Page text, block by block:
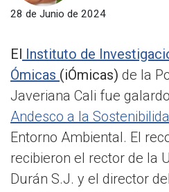
28 de Junio de 2024
El Instituto de
Ómicas (iÓmicas) de la
Javeriana Cali fue
Andesco a la
Entorno Ambiental. El
recibieron el rector de la
Durán S.J. y el director